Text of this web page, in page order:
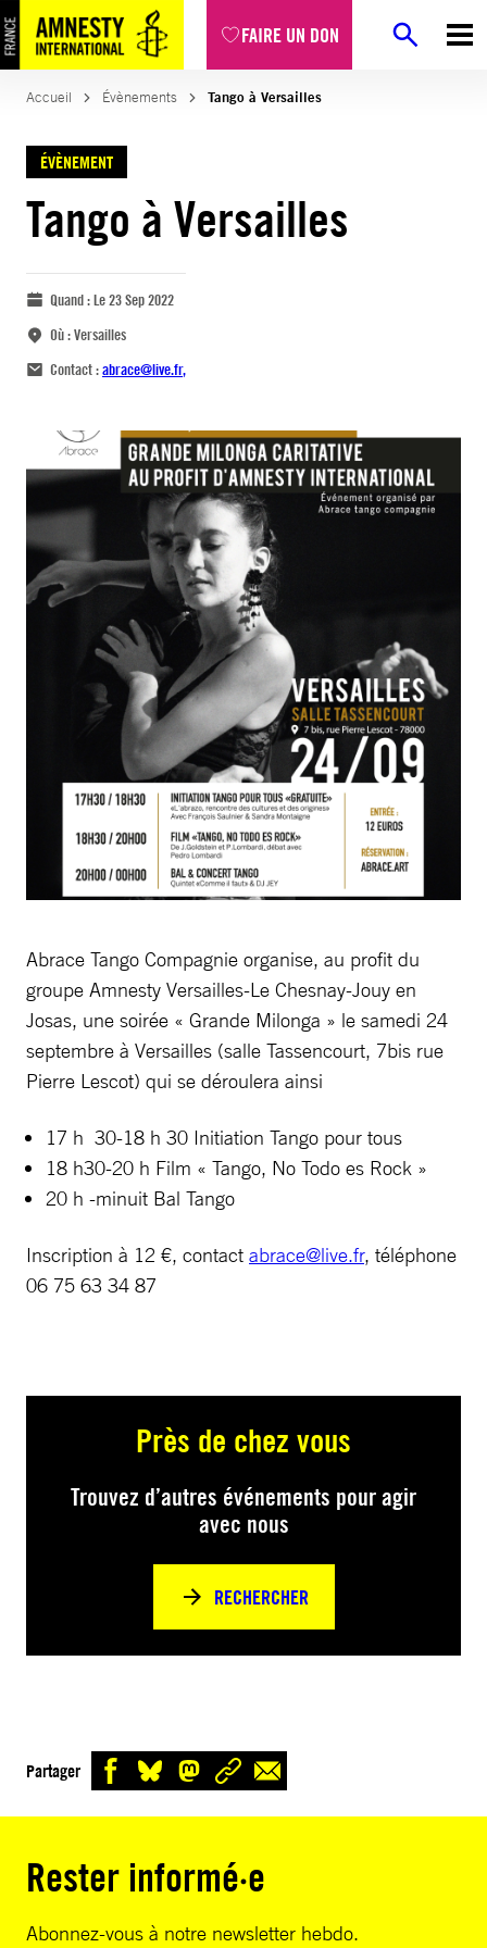
FAIRE UN DON
Accueil Évènements Tango à Versailles
ÉVÈNEMENT
Tango à Versailles
Quand :Le 23 Sep 2022
Où :Versailles
Contact :abrace@live.fr,
Abrace Tango Compagnie organise, au profit du
groupe Amnesty Versailles-Le Chesnay-Jouy en
Josas, une soirée « Grande Milonga » le samedi 24
septembre à Versailles (salle Tassencourt, 7bis rue
Pierre Lescot) qui se déroulera ainsi
17 h 30-18 h 30 Initiation Tango pour tous
18 h30-20 h Film « Tango, No Todo es Rock »
20 h -minuit Bal Tango
Inscription à 12 €, contact abrace@live.fr, téléphone
06 75 63 34 87
Près de chez vous
Trouvez d’autres événements pour agir
avec nous
RECHERCHER
Partager
Rester informé·e
Abonnez-vous à notre newsletter hebdo.